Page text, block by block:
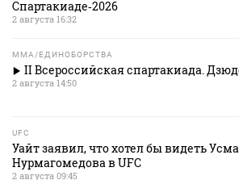
Спартакиаде‑2026
2 августа 16:32
MMA/ЕДИНОБОРСТВА
II Всероссийская спартакиада.
2 августа 14:50
UFC
Уайт заявил, что хотел бы видеть
Нурмагомедова в UFC
2 августа 09:45